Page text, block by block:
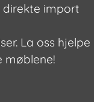
direkte import
La oss hjelpe
møblene!